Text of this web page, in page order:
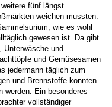
fünf längst
weichen mussten.
wie es wohl
gewesen ist. Da gibt
Unterwäsche und
und Gemüsesamen
jedermann täglich zum
und Brennstoffe konnten
werden. Ein besonderes
vollständiger